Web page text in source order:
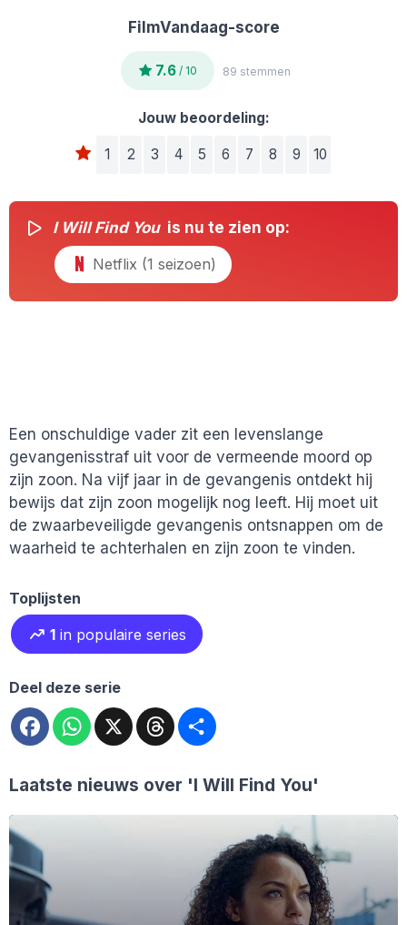
FilmVandaag-score
7.6 / 10 89 stemmen
Jouw beoordeling:
1 2 3 4 5 6 7 8 9 10
I Will Find You is nu te zien op:
Netflix (1 seizoen)
Een onschuldige vader zit een levenslange
gevangenisstraf uit voor de vermeende moord op
zijn zoon. Na vijf jaar in de gevangenis ontdekt hij
bewijs dat zijn zoon mogelijk nog leeft. Hij moet uit
de zwaarbeveiligde gevangenis ontsnappen om de
waarheid te achterhalen en zijn zoon te vinden.
Toplijsten
1 in populaire series
Deel deze serie
FacebookWhatsApp
X Threads
Laatste nieuws over 'I Will Find You'